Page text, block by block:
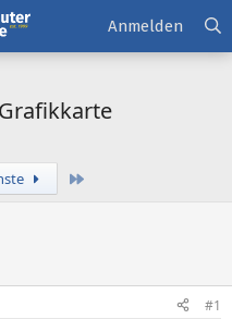
Anmelden
#1